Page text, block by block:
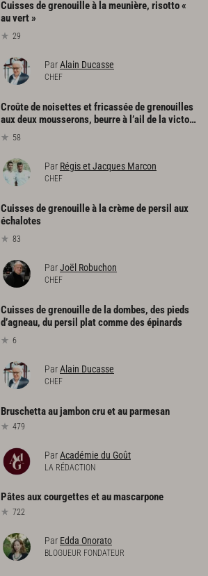
Cuisses de grenouille à la meunière, risotto «
au vert »
29
ParAlain Ducasse
CHEF
Croûte de noisettes et fricassée de grenouilles
aux deux mousserons, beurre à l’ail de la victoire
58
Par Régis et Jacques Marcon
CHEF
Cuisses de grenouille à la crème de persil aux
échalotes
83
ParJoël Robuchon
CHEF
Cuisses de grenouille de la dombes, des pieds
d’agneau, du persil plat comme des épinards
6
ParAlain Ducasse
CHEF
Bruschettaaujamboncruetauparmesan
479
ParAcadémie du Goût
LA RÉDACTION
Pâtesauxcourgettesetaumascarpone
722
Par Edda Onorato
BLOGUEUR FONDATEUR